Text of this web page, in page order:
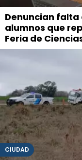
Denuncian falta
alumnos que
Feria de
CIUDAD